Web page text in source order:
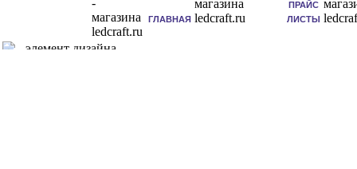
ГЛАВНАЯ
ПРАЙС
ЛИСТЫ